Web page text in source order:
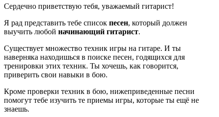
Сердечно приветствую тебя, уважаемый гитарист!
Я рад представить тебе список песен, который должен
выучить любой начинающий гитарист.
Существует множество техник игры на гитаре. И ты
наверняка находишься в поиске песен, годящихся для
тренировки этих техник. Ты хочешь, как говорится,
приверить свои навыки в бою.
Кроме проверки техник в бою, нижеприведенные песни
помогут тебе изучить те приемы игры, которые ты ещё не
знаешь.